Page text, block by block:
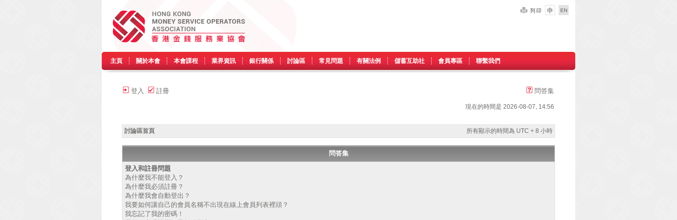
主頁 關於本會 本會課程 業界資訊 銀行關係 討論區 常見問題 有關法例 儲蓄互助社 會員專區 聯繫我們
登入 註冊 問答集
現在的時間是 2026-08-07, 14:56
討論區首頁 所有顯示的時間為 UTC + 8 小時
問答集
登入和註冊問題
為什麼我不能登入？
為什麼我必須註冊？
為什麼我會自動登出？
我要如何讓自己的會員名稱不出現在線上會員列表裡頭？
我忘記了我的密碼！